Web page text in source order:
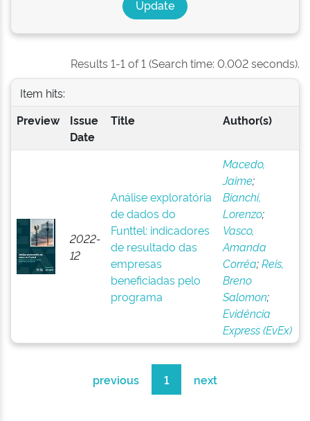
Results 1-1 of 1 (Search time: 0.002 seconds).
Item hits:
Preview
Issue
Date
Title Author(s)
2022-
12
Análise exploratória
de dados do
Funttel: indicadores
de resultado das
empresas
beneficiadas pelo
programa
Macedo,
Jaime;
Bianchi,
Lorenzo;
Vasco,
Amanda
Corrêa;Reis,
Breno
Salomon;
Evidência
Express (EvEx)
previous 1 next